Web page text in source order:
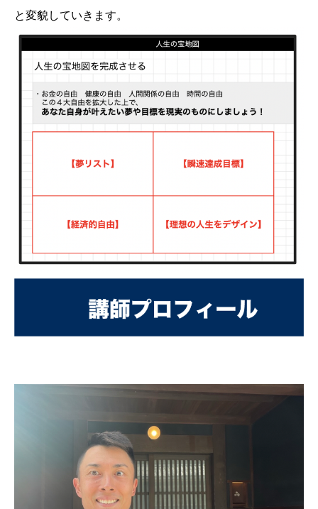
と変貌していきます。